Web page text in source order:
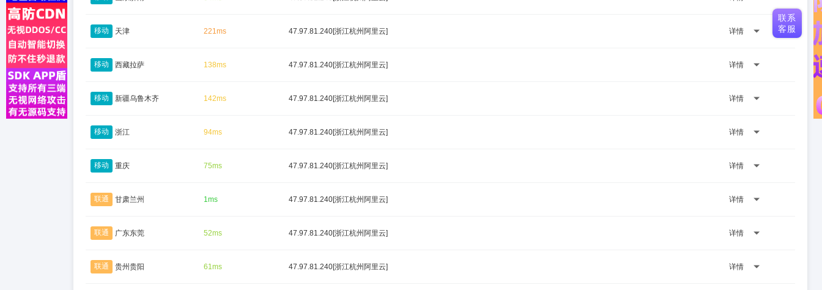
移动 天津 221ms 47.97.81.240[浙江杭州阿里云] 详情
移动 西藏拉萨 138ms 47.97.81.240[浙江杭州阿里云] 详情
移动 新疆乌鲁木齐 142ms 47.97.81.240[浙江杭州阿里云] 详情
移动 浙江 94ms 47.97.81.240[浙江杭州阿里云] 详情
移动 重庆 75ms 47.97.81.240[浙江杭州阿里云] 详情
联通 甘肃兰州 1ms 47.97.81.240[浙江杭州阿里云] 详情
联通 广东东莞 52ms 47.97.81.240[浙江杭州阿里云] 详情
联通 贵州贵阳 61ms 47.97.81.240[浙江杭州阿里云] 详情
联系
客服